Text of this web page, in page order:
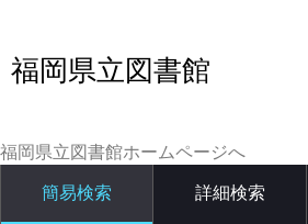
福岡県立図書館
福岡県立図書館ホームページへ
簡易検索 詳細検索